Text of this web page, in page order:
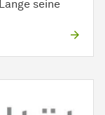
seine